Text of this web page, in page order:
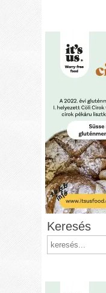
Keresés